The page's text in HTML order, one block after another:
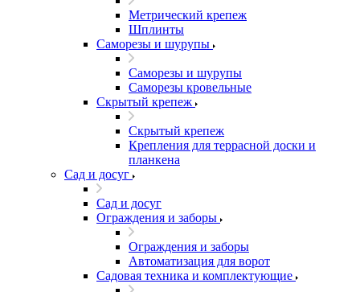
Метрический крепеж
Шплинты
Саморезы и шурупы
Саморезы и шурупы
Саморезы кровельные
Скрытый крепеж
Скрытый крепеж
Крепления для террасной доски и
планкена
Сад и досуг
Сад и досуг
Ограждения и заборы
Ограждения и заборы
Автоматизация для ворот
Садовая техника и комплектующие